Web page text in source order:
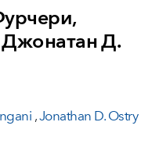
Д.
,Jonathan D. Ostry